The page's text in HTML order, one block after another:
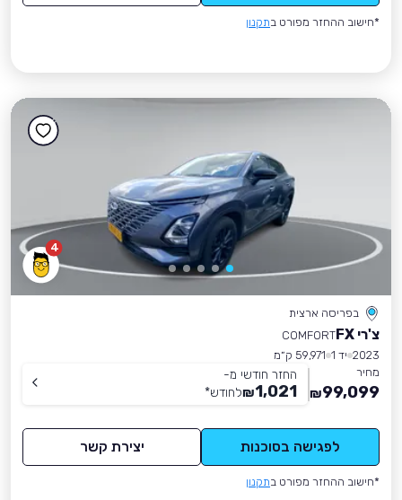
*חישוב ההחזר מפורט בתקנון
4
בפריסה ארצית
צ'רי FX
COMFORT
2023 יד 1
59,971 ק״מ
מחיר
99,099
₪
החזר חודשי מ-
1,021
₪לחודש*
לפגישה בסוכנות יצירת קשר
*חישוב ההחזר מפורט בתקנון